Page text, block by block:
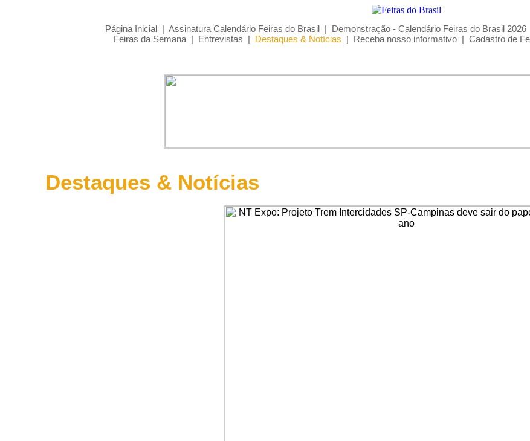
Página Inicial | Assinatura Calendário Feiras do Brasil | Demonstração - Calendário Feiras do Brasil 2026
Feiras da Semana | Entrevistas | Destaques & Notícias | Receba nosso informativo | Cadastro de
Destaques & Notícias